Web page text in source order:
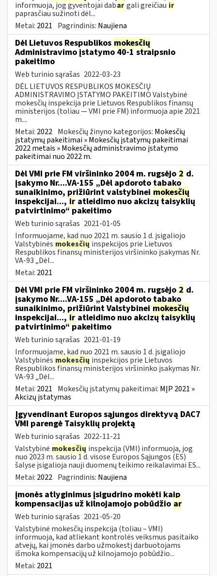
informuoja, jog gyventojai dabargali greičiau ir
paprasčiau sužinoti dėl...
Metai: 2021 Pagrindinis: Naujiena
Dėl Lietuvos Respublikos mokesčių
Administravimo įstatymo 40-1 straipsnio
pakeitimo
Web turinio sąrašas 2022-03-23
DĖL LIETUVOS RESPUBLIKOS MOKESČIŲ
ADMINISTRAVIMO ĮSTATYMO PAKEITIMO Valstybinė
mokesčių inspekcija prie Lietuvos Respublikos finansų
ministerijos (toliau — VMI prie FM) informuoja apie 2021
m....
Metai: 2022 Mokesčių žinyno kategorijos: Mokesčių
įstatymų pakeitimai » Mokesčių įstatymų pakeitimai
2022 metais » Mokesčių administravimo įstatymo
pakeitimai nuo 2022 m.
Dėl VMI prie FM viršininko 2004 m. rugsėjo 2 d.
įsakymo Nr....VA-155 „Dėl apdoroto tabako
sunaikinimo, prižiūrint valstybinei mokesčių
inspekcijai..., ir atleidimo nuo akcizų taisyklių
patvirtinimo“ pakeitimo
Web turinio sąrašas 2021-01-05
Informuojame, kad nuo 2021 m. sausio 1 d. įsigaliojo
Valstybinės mokesčių inspekcijos prie Lietuvos
Respublikos finansų ministerijos viršininko įsakymas Nr.
VA-93 „Dėl...
Metai: 2021
Dėl VMI prie FM viršininko 2004 m. rugsėjo 2 d.
įsakymo Nr....VA-155 „Dėl apdoroto tabako
sunaikinimo, prižiūrint Valstybinei mokesčių
inspekcijai..., ir atleidimo nuo akcizų taisyklių
patvirtinimo“ pakeitimo
Web turinio sąrašas 2021-01-19
Informuojame, kad nuo 2021 m. sausio 1 d. įsigaliojo
Valstybinės mokesčių inspekcijos prie Lietuvos
Respublikos finansų ministerijos viršininko įsakymas Nr.
VA-93 „Dėl...
Metai: 2021 Mokesčių įstatymų pakeitimai: MĮP 2021 »
Akcizų įstatymas
Įgyvendinant Europos sąjungos direktyvą DAC7
VMI parengė Taisyklių projektą
Web turinio sąrašas 2022-11-21
Valstybinė mokesčių inspekcija (VMI) informuoja, jog
nuo 2023 m. sausio 1 d. visose Europos Sąjungos (ES)
šalyse įsigalioja nauji duomenų teikimo reikalavimai ES...
Metai: 2022 Pagrindinis: Naujiena
įmonės atlyginimus įsigudrino mokėti kaip
kompensacijas už kilnojamojo pobūdžio ar
Web turinio sąrašas 2021-05-20
Valstybinė mokesčių inspekcija (toliau – VMI)
informuoja, kad atliekant kontrolės veiksmus pasitaiko
atvejų, kai įmonės darbo užmokestį darbuotojams
išmoka kompensacijų už kilnojamojo pobūdžio...
Metai: 2021